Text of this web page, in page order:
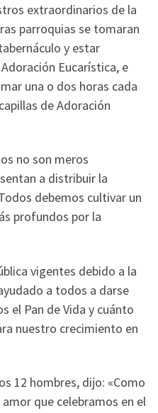
extraordinarios de la
parroquias se tomaran
y estar
Eucarística, e
una o dos horas cada
de Adoración
no son meros
a distribuir la
debemos cultivar un
profundos por la
vigentes debido a la
a todos a darse
el Pan de Vida y cuánto
nuestro crecimiento en
12 hombres, dijo: «Como
que celebramos en el